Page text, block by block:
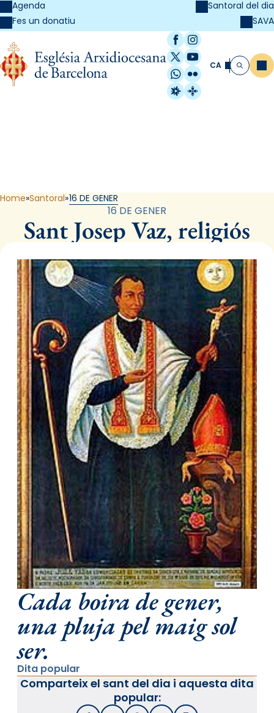
Agenda
Fes un donatiu
Santoral del dia
SAVA
Facebook
Instagram
X / Twitter
YouTube
WhatsApp
Flickr
Radio Estel
Catalunya
CA Cerca
Home Santoral 16 DE GENER
16 DE GENER
Sant Josep Vaz, religiós
Cada boira de gener,
una pluja pel maig sol
ser.
Dita popular
Comparteix el sant del dia i aquesta dita
popular: